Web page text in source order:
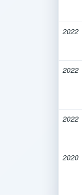
2022
2022
2022
2020